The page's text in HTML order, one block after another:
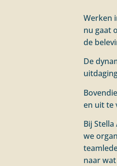
Werken
nu gaat
de
De
en uit te
Bij
we
naar